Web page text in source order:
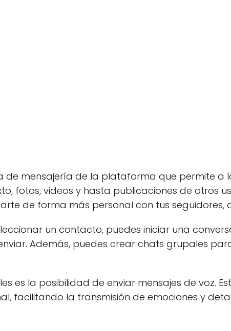
de mensajería de la plataforma que permite a
fotos, videos y hasta publicaciones de otros
de forma más personal con tus seguidores,
un contacto, puedes iniciar una
Además, puedes crear chats grupales
es la posibilidad de enviar mensajes de voz.
facilitando la transmisión de emociones y